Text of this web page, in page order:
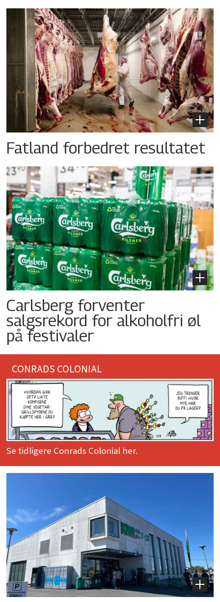
Fatland forbedret resultatet
Carlsberg forventer
salgsrekord for alkoholfri øl
på festivaler
CONRADS COLONIAL
Se tidligere Conrads Colonial her.